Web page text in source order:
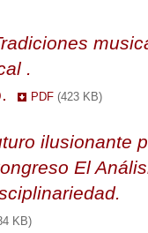
.
PDF(423 KB)
ilusionante
El
KB)